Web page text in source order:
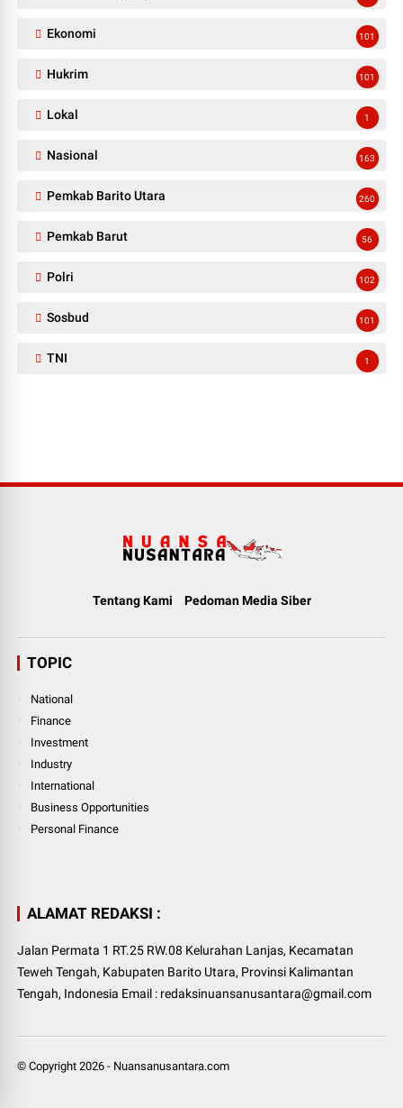
Ekonomi 101
Hukrim 101
Lokal 1
Nasional 163
Pemkab Barito Utara 260
Pemkab Barut 56
Polri 102
Sosbud 101
TNI 1
Tentang Kami Pedoman Media Siber
TOPIC
National
Finance
Investment
Industry
International
Business Opportunities
Personal Finance
ALAMAT REDAKSI :
Jalan Permata 1 RT.25 RW.08 Kelurahan Lanjas, Kecamatan
Teweh Tengah, Kabupaten Barito Utara, Provinsi Kalimantan
Tengah, Indonesia Email : redaksinuansanusantara@gmail.com
© Copyright2026 - Nuansanusantara.com